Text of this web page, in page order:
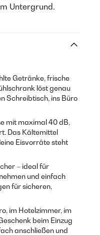
Untergrund.
Getränke, frische
löst genau
Schreibtisch, ins Büro
mit maximal 40 dB,
Das Kältemittel
Eisvorräte steht
– ideal für
und einfach
für sicheren,
im Hotelzimmer, im
beim Einzug
anschließen und